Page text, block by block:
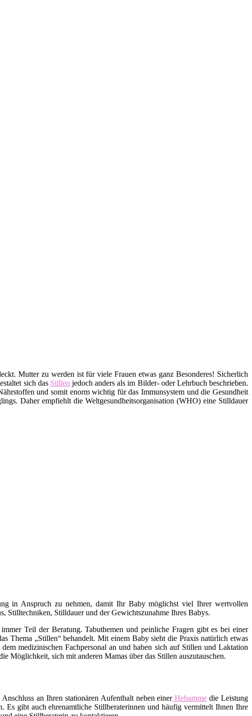
Mutter zu werden ist für viele Frauen etwas ganz Besonderes! Sicherlich
sich das Stillen jedoch anders als im Bilder- oder Lehrbuch beschrieben.
und somit enorm wichtig für das Immunsystem und die Gesundheit
Daher empfiehlt die Weltgesundheitsorganisation (WHO) eine Stilldauer
in Anspruch zu nehmen, damit Ihr Baby möglichst viel Ihrer wertvollen
Stilltechniken, Stilldauer und der Gewichtszunahme Ihres Babys.
Teil der Beratung. Tabuthemen und peinliche Fragen gibt es bei einer
Thema „Stillen“ behandelt. Mit einem Baby sieht die Praxis natürlich etwas
medizinischen Fachpersonal an und haben sich auf Stillen und Laktation
Möglichkeit, sich mit anderen Mamas über das Stillen auszutauschen.
an Ihren stationären Aufenthalt neben einerHebamme die Leistung
Es gibt auch ehrenamtliche Stillberaterinnen und häufig vermittelt Ihnen Ihre